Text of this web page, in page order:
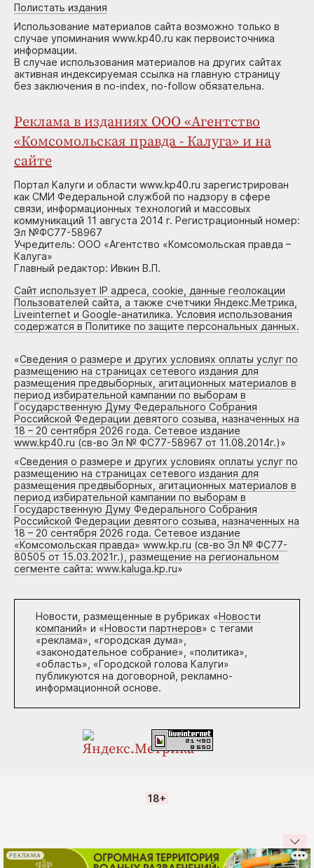
Полистать издания
Использование материалов сайта возможно только в
случае упоминания www.kp40.ru как первоисточника
информации.
В случае использования материалов на других сайтах
активная индексируемая ссылка на главную страницу
без заключения в no-index, no-follow обязательна.
Реклама в изданиях ООО «Агентство
«Комсомольская правда - Калуга» и на
сайте
Портал Калуги и области www.kp40.ru зарегистрирован
как СМИ Федеральной службой по надзору в сфере
связи, информационных технологий и массовых
коммуникаций 11 августа 2014 г. Регистрационный номер:
Эл №ФС77-58967
Учредитель: ООО «Агентство «Комсомольская правда –
Калуга»
Главный редактор: Ивкин В.П.
Сайт использует IP адреса, cookie, данные геолокации
Пользователей сайта, а также счетчики Яндекс.Метрика,
Liveinternet и Google-анатилика. Условия использования
содержатся в Политике по защите персональных данных.
«Сведения о размере и других условиях оплаты услуг по
размещению на страницах сетевого издания для
размещения предвыборных, агитационных материалов в
период избирательной кампании по выборам в
Государственную Думу Федерального Собрания
Российской Федерации девятого созыва, назначенных на
18 – 20 сентября 2026 года. Сетевое издание
www.kp40.ru (св-во Эл № ФС77-58967 от 11.08.2014г.)»
«Сведения о размере и других условиях оплаты услуг по
размещению на страницах сетевого издания для
размещения предвыборных, агитационных материалов в
период избирательной кампании по выборам в
Государственную Думу Федерального Собрания
Российской Федерации девятого созыва, назначенных на
18 – 20 сентября 2026 года. Сетевое издание
«Комсомольская правда» www.kp.ru (св-во Эл № ФС77-
80505 от 15.03.2021г.), размещение на региональном
сегменте сайта: www.kaluga.kp.ru»
Новости, размещенные в рубриках «Новости
компаний» и «Новости партнеров» с тегами
«реклама», «городская дума»,
«законодательное собрание», «политика»,
«область», «Городской голова Калуги»
публикуются на договорной, рекламно-
информационной основе.
18+
РЕКЛАМА